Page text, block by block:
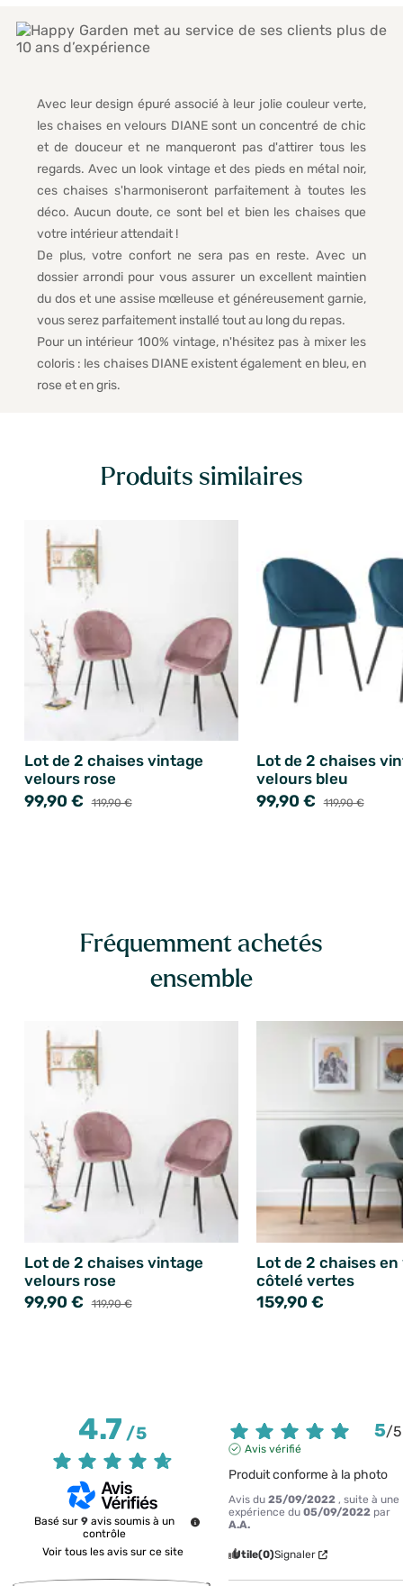
Avec leur design épuré associé à leur jolie couleur verte,
les chaises en velours DIANE sont un concentré de chic
et de douceur et ne manqueront pas d'attirer tous les
regards. Avec un look vintage et des pieds en métal noir,
ces chaises s'harmoniseront parfaitement à toutes les
déco. Aucun doute, ce sont bel et bien les chaises que
votre intérieur attendait !
De plus, votre confort ne sera pas en reste. Avec un
dossier arrondi pour vous assurer un excellent maintien
du dos et une assise mœlleuse et généreusement garnie,
vous serez parfaitement installé tout au long du repas.
Pour un intérieur 100% vintage, n'hésitez pas à mixer les
coloris : les chaises DIANE existent également en bleu, en
rose et en gris.
Produits similaires
Lot de 2 chaises vintage
velours rose
99,90 € 119,90 €
Lot de 2 chaises
velours bleu
99,90 € 119,90 €
Fréquemment achetés
ensemble
Lot de 2 chaises vintage
velours rose
99,90 € 119,90 €
Lot de 2 chaises
côtelé vertes
159,90 €
4.7/5
Basé sur 9 avis soumis à un
contrôle
Voir tous les avis sur ce site
5/5
Avis vérifié
Produit conforme à la photo
Avis du25/09/2022 , suite à une
expérience du05/09/2022 par
A.A.
Utile(0)Signaler